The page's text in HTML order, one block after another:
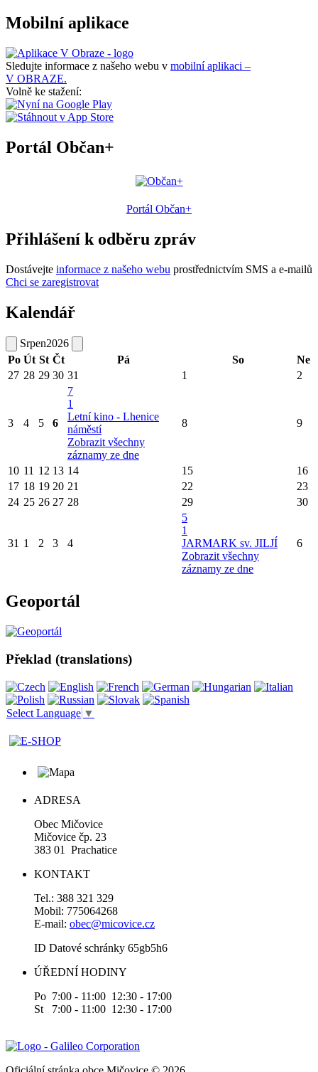
Mobilní aplikace
Sledujte informace z našeho webu v mobilní aplikaci –
V OBRAZE.
Volně ke stažení:
Portál Občan+
Portál Občan+
Přihlášení k odběru zpráv
Dostávejte informace z našeho webu prostřednictvím SMS a e-mailů
Chci se zaregistrovat
Kalendář
Srpen2026
Po Út St Čt Pá So
Ne
27 28 29 30 31 1 2
3 4 5 6
7
1
Letní kino - Lhenice
náměstí
Zobrazit všechny
záznamy ze dne
8 9
10 11 12 13 14 15
16
17 18 19 20 21 22
23
24 25 26 27 28 29 30
31 1 2 3 4
5
1
JARMARK sv. JILJÍ
Zobrazit všechny
záznamy ze dne
6
Geoportál
Překlad (translations)
Select Language ▼
ADRESA
Obec Mičovice
Mičovice čp. 23
383 01 Prachatice
KONTAKT
Tel.: 388 321 329
Mobil: 775064268
E-mail: obec@micovice.cz
ID Datové schránky 65gb5h6
ÚŘEDNÍ HODINY
Po 7:00 - 11:00 12:30 - 17:00
St 7:00 - 11:00 12:30 - 17:00